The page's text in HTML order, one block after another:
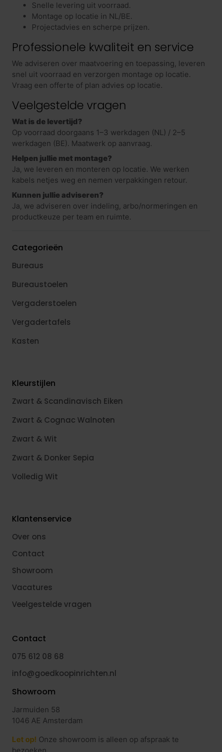
Snelle levering uit voorraad.
Montage op locatie in NL/BE.
Projectadvies en scherpe prijzen.
Professionele kwaliteit en service
We adviseren over maatvoering en toepassing, leveren
snel uit voorraad en verzorgen montage op locatie.
Vraag een offerte of plan advies op locatie.
Veelgestelde vragen
Wat is de levertijd?
Op voorraad doorgaans 1–3 werkdagen (NL) / 2–5
werkdagen (BE). Maatwerk op aanvraag.
Helpen jullie met montage?
Ja, we leveren en monteren op locatie. We werken
kabels netjes weg en nemen verpakkingen retour.
Kunnen jullie adviseren?
Ja, we adviseren over indeling, arbo/normeringen en
productkeuze per team en ruimte.
Categorieën
Bureaus
Bureaustoelen
Vergaderstoelen
Vergadertafels
Kasten
Kleurstijlen
Zwart & Scandinavisch Eiken
Zwart & Cognac Walnoten
Zwart & Wit
Zwart & Donker Sepia
Volledig Wit
Klantenservice
Over ons
Contact
Showroom
Vacatures
Veelgestelde vragen
Contact
075 612 08 68
info@goedkoopinrichten.nl
Showroom
Jarmuiden 58
1046 AE Amsterdam
Let op! Onze showroom is alleen op afspraak te